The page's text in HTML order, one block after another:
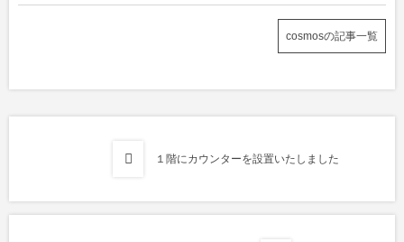
cosmosの記事一覧
１階にカウンターを設置いたしました